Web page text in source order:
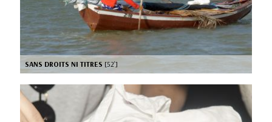
SANS DROITS NI TITRES [52’]